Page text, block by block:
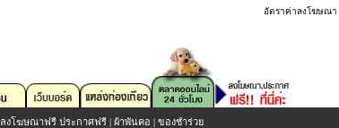
อัตราค่าลงโฆษณา
ลงโฆษณาฟรี ประกาศฟรี | ผ้าพันคอ | ของชำร่วย